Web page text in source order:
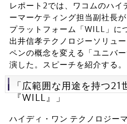
レポート2では、ワコムのハイ
ーマーケティング担当副社長
プラットフォーム「WILL」に
出井信孝テクノロジーソリュ
ペンの概念を変える「ユニバ
演した。スピーチを紹介する。
「広範囲な用途を持つ21
『WILL』」
ハイディ・ワン テクノロジー